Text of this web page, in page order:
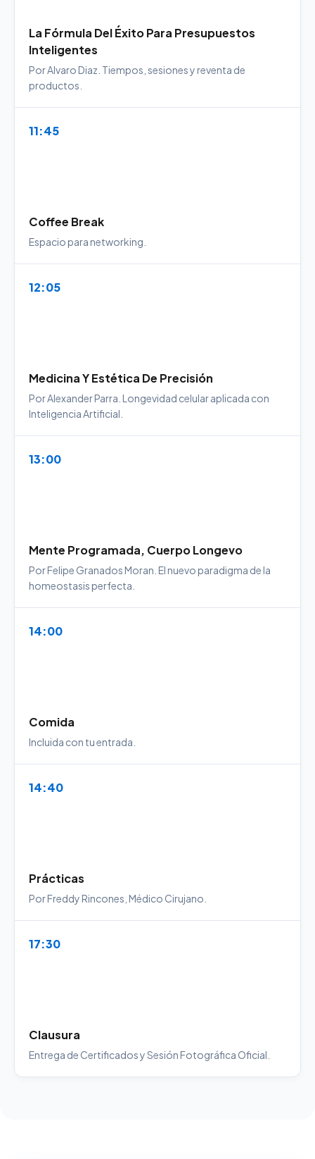
La Fórmula Del Éxito Para Presupuestos
Inteligentes
Por Alvaro Diaz. Tiempos, sesiones y reventa de
productos.
11:45
Coffee Break
Espacio para networking.
12:05
Medicina Y Estética De Precisión
Por Alexander Parra. Longevidad celular aplicada con
Inteligencia Artificial.
13:00
Mente Programada, Cuerpo Longevo
Por Felipe Granados Moran. El nuevo paradigma de la
homeostasis perfecta.
14:00
Comida
Incluida con tu entrada.
14:40
Prácticas
Por Freddy Rincones, Médico Cirujano.
17:30
Clausura
Entrega de Certificados y Sesión Fotográfica Oficial.